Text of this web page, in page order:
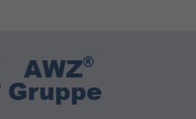
uns helfen, diese Website und Ihre Erfahrung
Daten können verarbeitet werden (z. B. IP-
Anzeigen und Inhalte oder Anzeigen- und
über die Verwendung Ihrer Daten finden Sie